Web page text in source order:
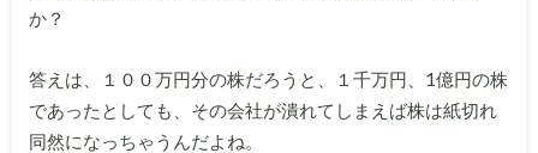
か？
答えは、１００万円分の株だろうと、１千万円、1億円の株
であったとしても、その会社が潰れてしまえば株は紙切れ
同然になっちゃうんだよね。